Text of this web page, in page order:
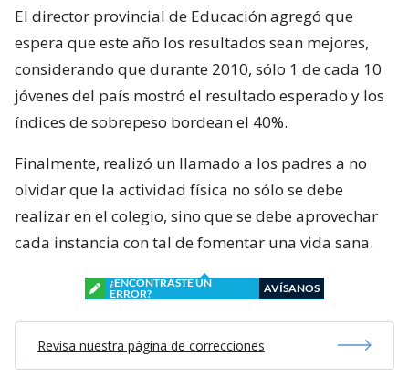
El director provincial de Educación agregó que
espera que este año los resultados sean mejores,
considerando que durante 2010, sólo 1 de cada 10
jóvenes del país mostró el resultado esperado y los
índices de sobrepeso bordean el 40%.
Finalmente, realizó un llamado a los padres a no
olvidar que la actividad física no sólo se debe
realizar en el colegio, sino que se debe aprovechar
cada instancia con tal de fomentar una vida sana.
¿ENCONTRASTE UN
ERROR?
AVÍSANOS
Revisa nuestra página de correcciones